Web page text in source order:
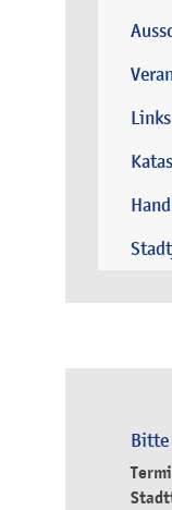
Bitte